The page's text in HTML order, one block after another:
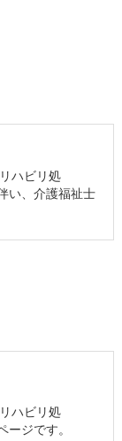
ハビリ処
い、介護福祉士
ハビリ処
ージです。